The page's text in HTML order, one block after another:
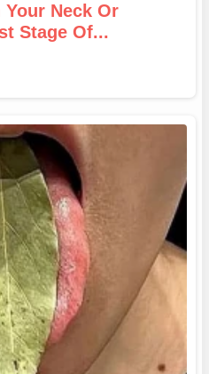
Neck Or
Stage Of...